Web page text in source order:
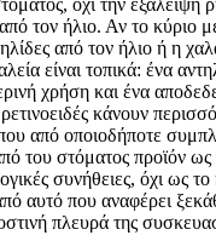
όχι την εξάλειψη
τον ήλιο. Αν το κύριο
από τον ήλιο ή η
είναι τοπικά: ένα
χρήση και ένα
κάνουν
από οποιοδήποτε
του στόματος προϊόν
συνήθειες, όχι ως το
αυτό που αναφέρει
πλευρά της